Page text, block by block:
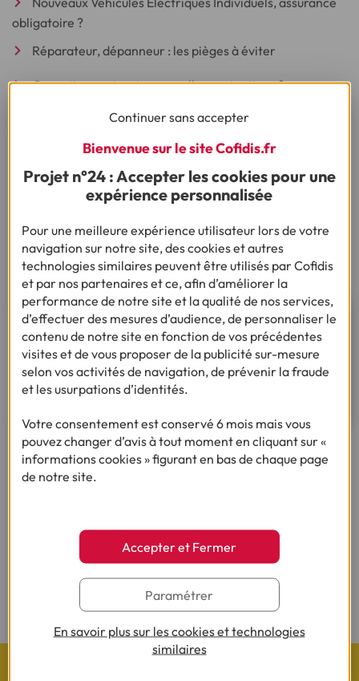
obligatoire ?
Réparateur, dépanneur : les pièges à éviter
Garantie constructeur : quelles protections ?
Photographier ses objets de valeur pour mieux les
malus ?
Comment changer d'assurance auto ?
Vous souhaitez en savoir plus
sur les assurances Cofidis ?
Découvrir nos assurances
Besoin d'autres conseils sur le même thème ?
Continuer sans accepter
Bienvenue sur le site Cofidis.fr
Projet n°24 : Accepter les cookies pour une
expérience personnalisée
Pour une meilleure expérience utilisateur lors de votre
navigation sur notre site, des cookies et autres
technologies similaires peuvent être utilisés par Cofidis
et par nos partenaires et ce, afin d’améliorer la
performance de notre site et la qualité de nos services,
d’effectuer des mesures d’audience, de personnaliser le
contenu de notre site en fonction de vos précédentes
visites et de vous proposer de la publicité sur-mesure
selon vos activités de navigation, de prévenir la fraude
et les usurpations d’identités.
Votre consentement est conservé 6 mois mais vous
pouvez changer d’avis à tout moment en cliquant sur «
informations cookies » figurant en bas de chaque page
de notre site.
Accepter et Fermer
Paramétrer
En savoir plus sur les cookies et technologies
similaires